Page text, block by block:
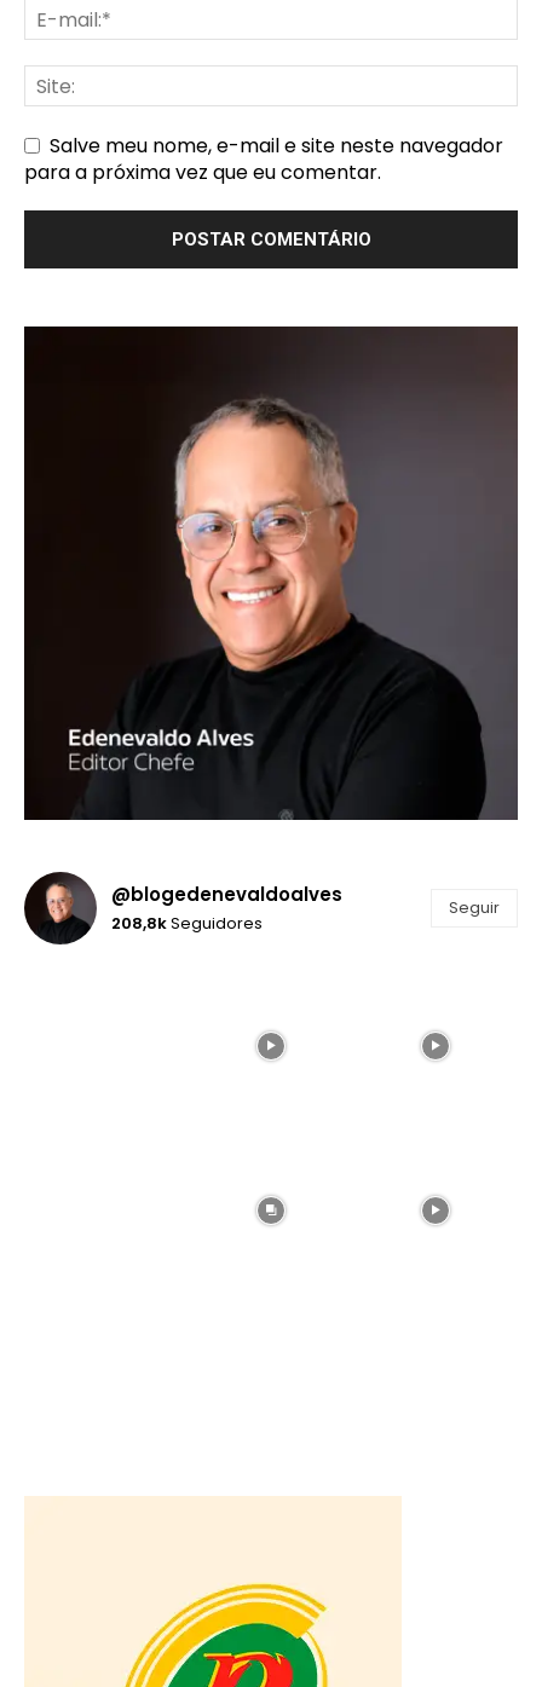
Salve meu nome, e-mail e site neste navegador
para a próxima vez que eu comentar.
@blogedenevaldoalves
208,8kSeguidores
Seguir